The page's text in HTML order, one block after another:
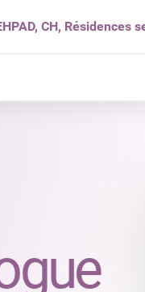
CH, Résidences